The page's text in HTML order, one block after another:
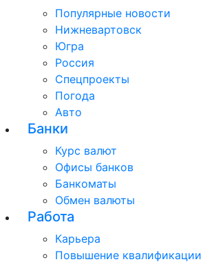
Популярные новости
Нижневартовск
Югра
Россия
Спецпроекты
Погода
Авто
Банки
Курс валют
Офисы банков
Банкоматы
Обмен валюты
Работа
Карьера
Повышение квалификации